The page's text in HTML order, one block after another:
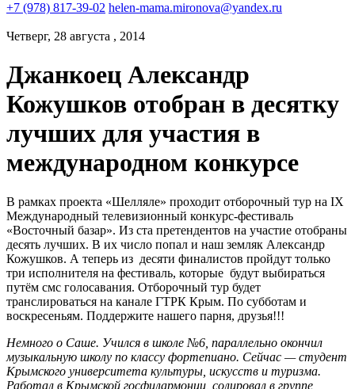
+7 (978) 817-39-02 helen-mama.mironova@yandex.ru
Четверг, 28 августа , 2014
Джанкоец Александр
Кожушков отобран в десятку
лучших для участия в
международном конкурсе
В рамках проекта «Шелляле» проходит отборочный тур на IX
Международный телевизионный конкурс-фестиваль
«Восточный базар». Из ста претендентов на участие отобраны
десять лучших. В их число попал и наш земляк Александр
Кожушков. А теперь из десяти финалистов пройдут только
три исполнителя на фестиваль, которые будут выбираться
путём смс голосавания. Отборочный тур будет
транслироваться на канале ГТРК Крым. По субботам и
воскресеньям. Поддержите нашего парня, друзья!!!
Немного о Саше. Учился в школе №6, параллельно окончил
музыкальную школу по классу фортепиано. Сейчас — студент
Крымского университета культуры, искусств и туризма.
Работал в Крымской госфилармонии, солировал в группе